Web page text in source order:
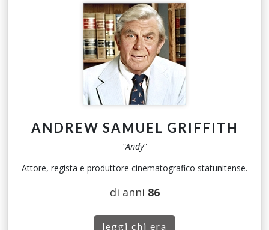
ANDREW SAMUEL GRIFFITH
"Andy"
Attore, regista e produttore cinematografico statunitense.
di anni 86
leggi chi era